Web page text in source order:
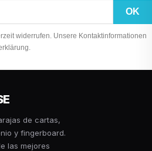
widerrufen. Unsere Kontaktinformationen
de cartas,
y fingerboard.
las mejores